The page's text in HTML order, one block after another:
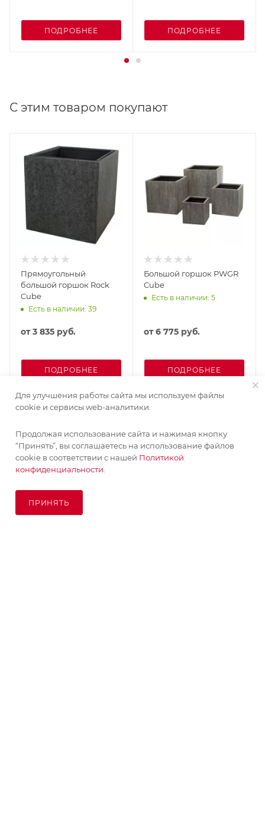
ПОДРОБНЕЕ ПОДРОБНЕЕ
С этим товаром покупают
Прямоугольный
большой горшок Rock
Cube
Есть в наличии: 39
от3 835 руб.
ПОДРОБНЕЕ
Большой горшок PWGR
Cube
Есть в наличии: 5
от6 775 руб.
ПОДРОБНЕЕ
Для улучшения работы сайта мы используем файлы
cookie и сервисы web-аналитики.
Продолжая использование сайта и нажимая кнопку
“Принять”, вы соглашаетесь на использование файлов
cookie в соответствии с нашей Политикой
конфиденциальности.
ПРИНЯТЬ